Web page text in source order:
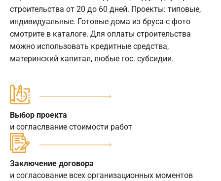
строительства от 20 до 60 дней. Проекты: типовые,
индивидуальные. Готовые дома из бруса с фото
смотрите в каталоге. Для оплаты строительства
можно использовать кредитные средства,
материнский капитал, любые гос. субсидии.
Выбор проекта
и согласлвание стоимости работ
Заключение договора
и согласование всех организационных моментов